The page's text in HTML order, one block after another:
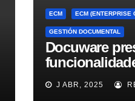
ECM ECM (ENTERPRISE
GESTIÓN DOCUMENTAL
Docuware
gestión
J ABR, 2025